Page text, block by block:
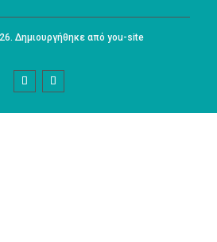
Δημιουργήθηκε από you-site